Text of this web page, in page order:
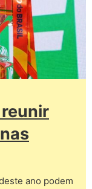
ano podem